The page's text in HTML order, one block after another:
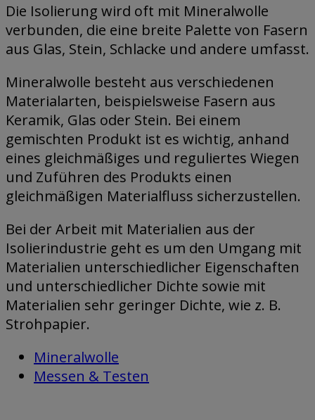
Die Isolierung wird oft mit Mineralwolle
verbunden, die eine breite Palette von Fasern
aus Glas, Stein, Schlacke und andere umfasst.
Mineralwolle besteht aus verschiedenen
Materialarten, beispielsweise Fasern aus
Keramik, Glas oder Stein. Bei einem
gemischten Produkt ist es wichtig, anhand
eines gleichmäßiges und reguliertes Wiegen
und Zuführen des Produkts einen
gleichmäßigen Materialfluss sicherzustellen.
Bei der Arbeit mit Materialien aus der
Isolierindustrie geht es um den Umgang mit
Materialien unterschiedlicher Eigenschaften
und unterschiedlicher Dichte sowie mit
Materialien sehr geringer Dichte, wie z. B.
Strohpapier.
Mineralwolle
Messen & Testen